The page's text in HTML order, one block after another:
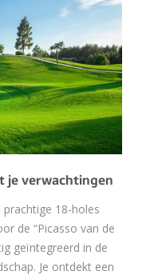
je verwachtingen
prachtige 18-holes
de “Picasso van de
geïntegreerd in de
Je ontdekt een